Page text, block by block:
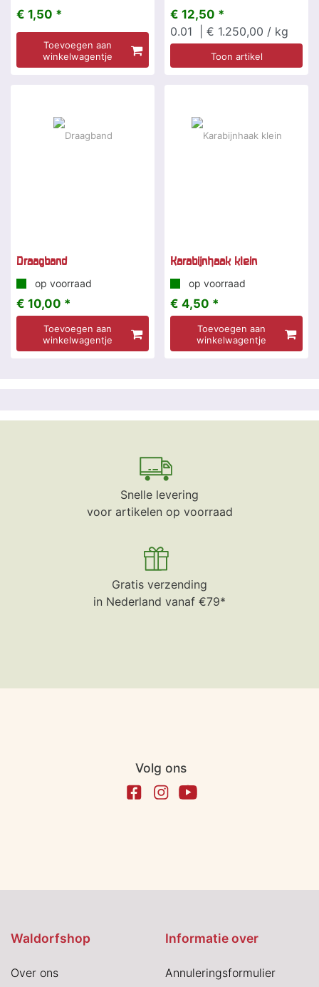
€ 1,50 *
Toevoegen aan
winkelwagentje
€ 12,50 *
0.01
| € 1.250,00 / kg
Toon artikel
Draagband
op voorraad
€ 10,00 *
Toevoegen aan
winkelwagentje
Karabijnhaak klein
op voorraad
€ 4,50 *
Toevoegen aan
winkelwagentje
Snelle levering
voor artikelen op voorraad
Gratis verzending
in Nederland vanaf €79*
Volg ons
Waldorfshop
Over ons
Informatie over
Annuleringsformulier